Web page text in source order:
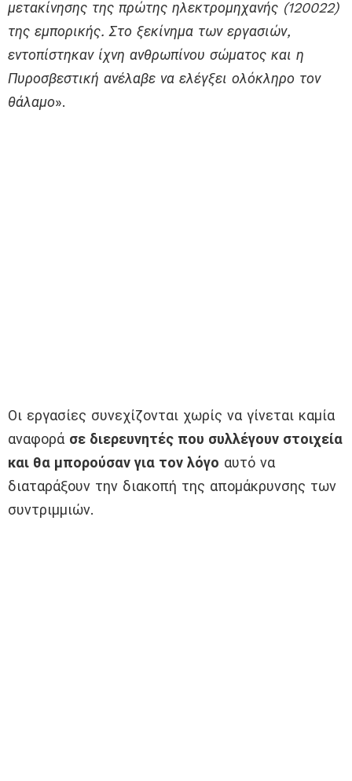
μετακίνησης της πρώτης ηλεκτρομηχανής (120022)
της εμπορικής. Στο ξεκίνημα των εργασιών,
εντοπίστηκαν ίχνη ανθρωπίνου σώματος και η
Πυροσβεστική ανέλαβε να ελέγξει ολόκληρο τον
θάλαμο».
Οι εργασίες συνεχίζονται χωρίς να γίνεται καμία
αναφορά σε διερευνητές που συλλέγουν στοιχεία
και θα μπορούσαν για τον λόγο αυτό να
διαταράξουν την διακοπή της απομάκρυνσης των
συντριμμιών.